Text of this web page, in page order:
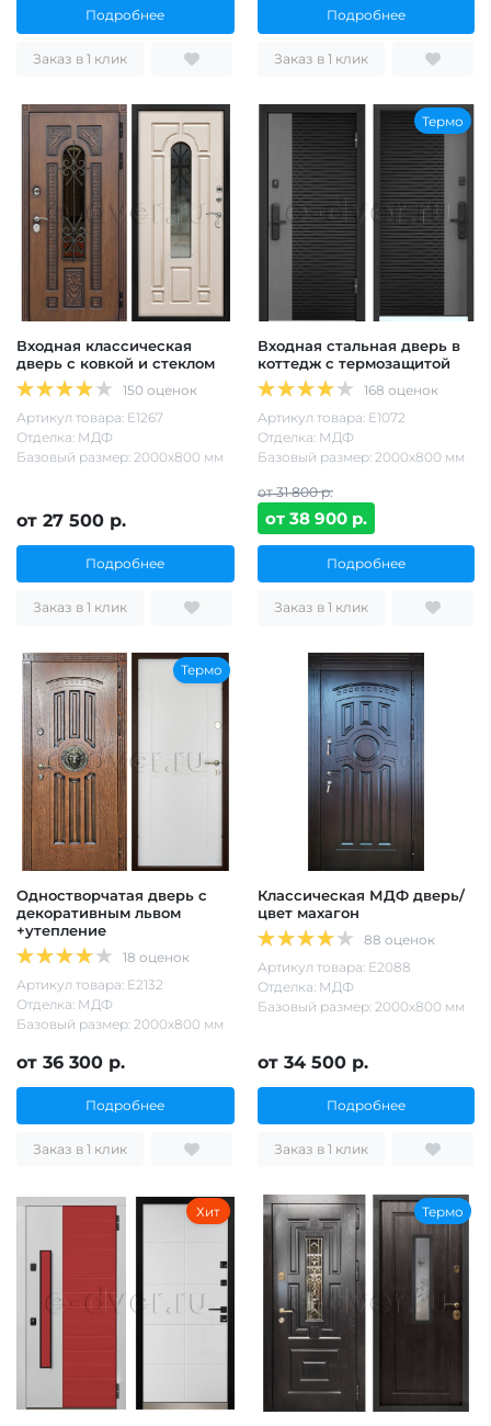
Подробнее
Заказ в 1 клик
Подробнее
Заказ в 1 клик
Входная классическая
дверь с ковкой и стеклом
150 оценок
Артикул товара: Е1267
Отделка: МДФ
Базовый размер: 2000х800 мм
от 27 500 р.
Подробнее
Заказ в 1 клик
Термо
Входная стальная дверь в
коттедж с термозащитой
168 оценок
Артикул товара: Е1072
Отделка: МДФ
Базовый размер: 2000х800 мм
от 31 800 р.
от 38 900 р.
Подробнее
Заказ в 1 клик
Термо
Одностворчатая дверь с
декоративным львом
+утепление
18 оценок
Артикул товара: Е2132
Отделка: МДФ
Базовый размер: 2000х800 мм
от 36 300 р.
Подробнее
Заказ в 1 клик
Классическая МДФ дверь/
цвет махагон
88 оценок
Артикул товара: Е2088
Отделка: МДФ
Базовый размер: 2000х800 мм
от 34 500 р.
Подробнее
Заказ в 1 клик
Хит Термо